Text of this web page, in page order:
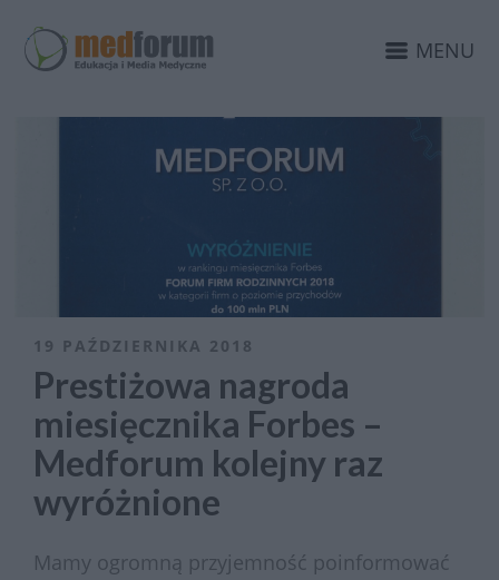
MENU
19 PAŹDZIERNIKA 2018
Prestiżowa nagroda
miesięcznika Forbes –
Medforum kolejny raz
wyróżnione
Mamy ogromną przyjemność poinformować